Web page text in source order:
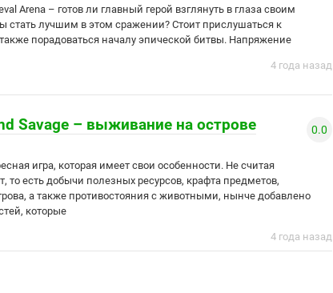
Arena – готов ли главный герой взглянуть в глаза своим
стать лучшим в этом сражении? Стоит прислушаться к
порадоваться началу эпической битвы. Напряжение
4 года назад
Savage – выживание на острове
0.0
игра, которая имеет свои особенности. Не считая
то есть добычи полезных ресурсов, крафта предметов,
а также противостояния с животными, нынче добавлено
которые
4 года назад